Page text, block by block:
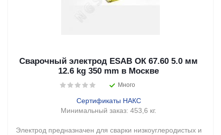
Сварочный электрод ESAB ОК 67.60 5.0 мм
12.6 kg 350 mm в Москве
Много
Сертификаты НАКС
Минимальный заказ: 453,6 кг.
Электрод предназначен для сварки низкоуглеродистых и